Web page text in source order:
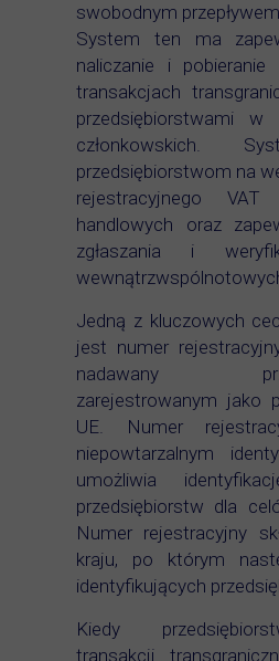
swobodnym
System ten ma
naliczanie i
transakcjach
przedsiębiorstwami w
członkowskich.
przedsiębiorstwom na
rejestracyjnego
handlowych oraz
zgłaszania i
Jedną z kluczowych
jest numer
nadawany
zarejestrowanym jako
UE. Numer
niepowtarzalnym
umożliwia
przedsiębiorstw dla
Numer rejestracyjny
kraju, po którym
identyfikujących
Kiedy
transakcji